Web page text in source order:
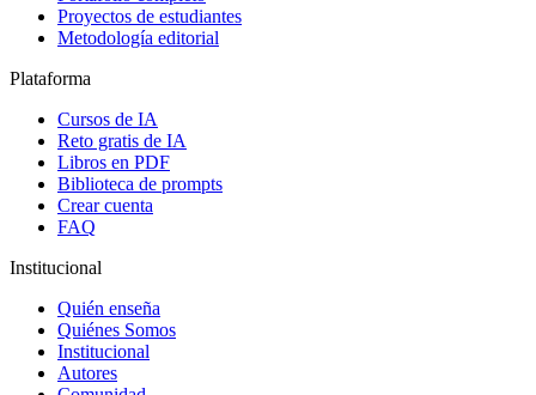
Proyectos de estudiantes
Metodología editorial
Plataforma
Cursos de IA
Reto gratis de IA
Libros en PDF
Biblioteca de prompts
Crear cuenta
FAQ
Institucional
Quién enseña
Quiénes Somos
Institucional
Autores